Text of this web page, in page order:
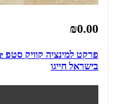
₪0.00
בישראל חייגו